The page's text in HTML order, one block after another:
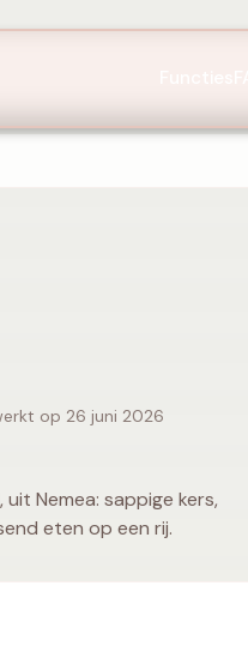
op 26 juni 2026
Nemea: sappige kers,
eten op een rij.